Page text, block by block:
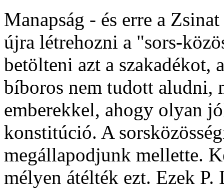
Manapság - és erre a
újra létrehozni a "sors-
betölteni azt a szakadékot,
bíboros nem tudott aludni,
emberekkel, ahogy olyan
konstitúció. A
megállapodjunk mellette.
mélyen átélték ezt. Ezek